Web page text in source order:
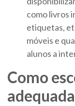
como livros
etiquetas,
móveis e
alunos a
Como